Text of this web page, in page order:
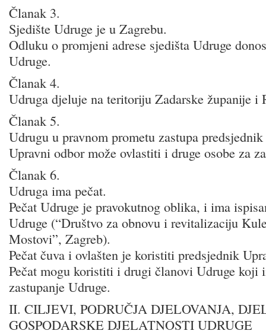
Članak 3.
Sjedište Udruge je u Zagrebu.
Odluku o promjeni adrese sjedišta Udruge
Udruge.
Članak 4.
Udruga djeluje na teritoriju Zadarske županije i
Članak 5.
Udrugu u pravnom prometu zastupa
Upravni odbor može ovlastiti i druge osobe za
Članak 6.
Udruga ima pečat.
Pečat Udruge je pravokutnog oblika, i ima
Udruge (“Društvo za obnovu i revitalizaciju
Mostovi”, Zagreb).
Pečat čuva i ovlašten je koristiti predsjednik
Pečat mogu koristiti i drugi članovi Udruge koji
zastupanje Udruge.
II. CILJEVI, PODRUČJA DJELOVANJA,
GOSPODARSKE DJELATNOSTI UDRUGE